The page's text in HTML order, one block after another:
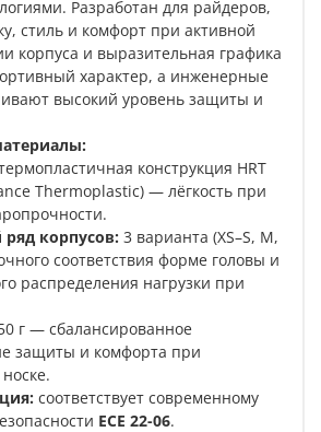
Разработан для райдеров,
стиль и комфорт при активной
корпуса и выразительная графика
характер, а инженерные
высокий уровень защиты и
конструкция HRT
Thermoplastic) — лёгкость при
корпусов: 3 варианта (XS–S, M,
соответствия форме головы и
распределения нагрузки при
г — сбалансированное
защиты и комфорта при
соответствует современному
ECE 22-06.